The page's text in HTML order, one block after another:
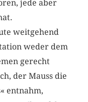
jede aber
weitgehend
weder dem
gerecht
der Mauss die
entnahm,